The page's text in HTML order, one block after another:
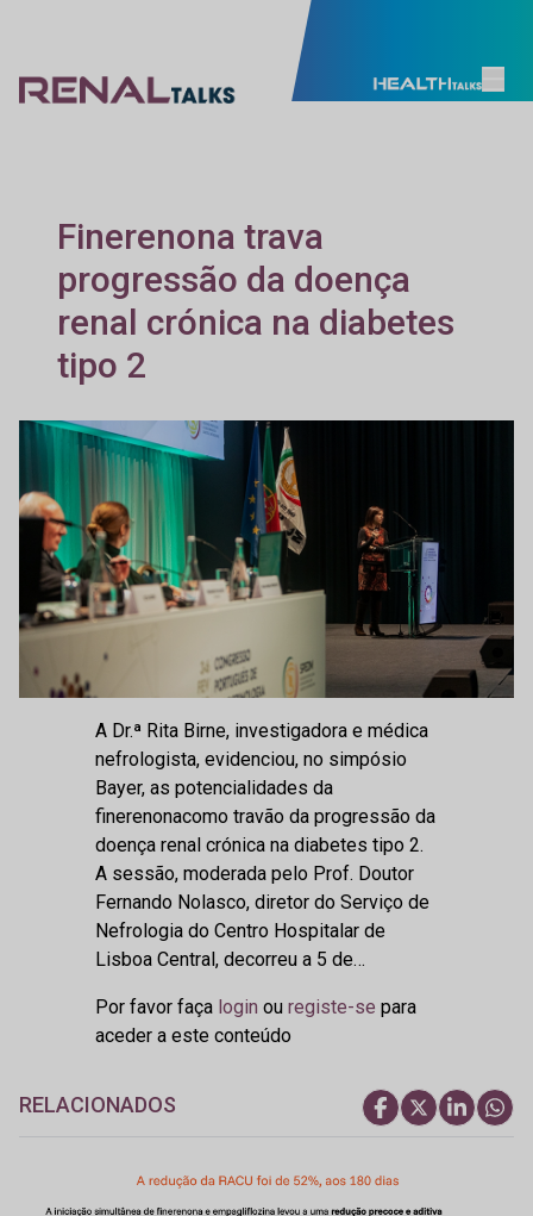
Finerenona trava
progressão da doença
renal crónica na diabetes
tipo 2
A Dr.ª Rita Birne, investigadora e médica
nefrologista, evidenciou, no simpósio
Bayer, as potencialidades da
finerenonacomo travão da progressão da
doença renal crónica na diabetes tipo 2.
A sessão, moderada pelo Prof. Doutor
Fernando Nolasco, diretor do Serviço de
Nefrologia do Centro Hospitalar de
Lisboa Central, decorreu a 5 de…
Por favor faça login ou registe-se para
aceder a este conteúdo
RELACIONADOS